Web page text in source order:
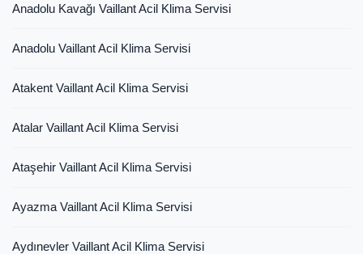
Anadolu Kavağı Vaillant Acil Klima Servisi
Anadolu Vaillant Acil Klima Servisi
Atakent Vaillant Acil Klima Servisi
Atalar Vaillant Acil Klima Servisi
Ataşehir Vaillant Acil Klima Servisi
Ayazma Vaillant Acil Klima Servisi
Aydınevler Vaillant Acil Klima Servisi